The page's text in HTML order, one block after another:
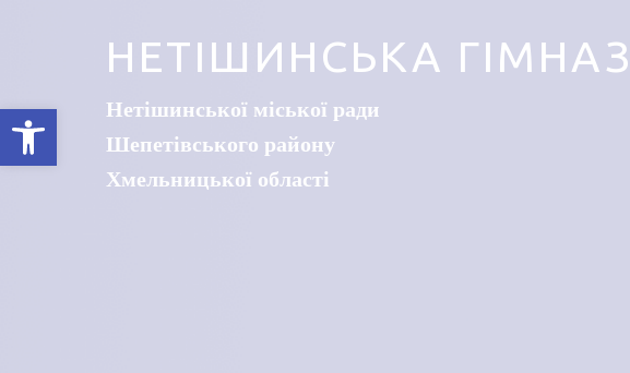
Відкрити Панель інструментів
НЕТІШИНСЬКА
Нетішинської міської ради
Шепетівського району
Хмельницької області